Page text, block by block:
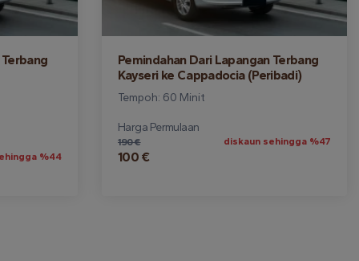
%44
Pemindahan Dari Lapangan Terbang
Kayseri ke Cappadocia (Peribadi)
Tempoh: 60 Minit
Harga Permulaan
190 €
100 €
diskaun sehingga %47